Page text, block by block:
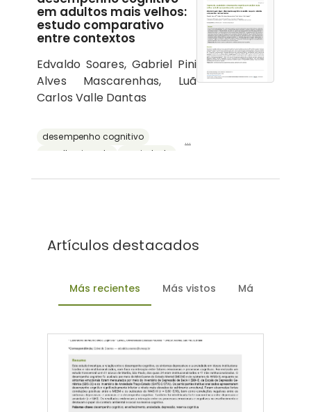
em adultos mais velhos:
estudo comparativo
entre contextos
Edvaldo Soares, Gabriel Pini
Alves Mascarenhas, Luã
Carlos Valle Dantas
desempenho cognitivo
envelhecimento
ansiedade
...
Artículos destacados
Más recientes Más vistos Más